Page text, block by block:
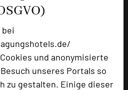
bei
und anonymisierte
unseres Portals so
zu gestalten. Einige dieser